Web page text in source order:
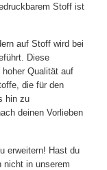
Stoff ist
auf Stoff wird bei
Diese
Qualität auf
die für den
hin zu
deinen Vorlieben
erweitern! Hast du
nicht in unserem